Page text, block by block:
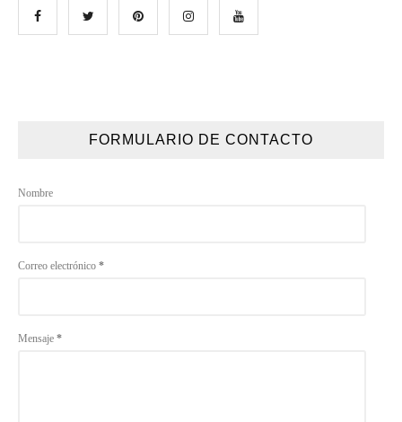
FORMULARIO DE CONTACTO
Nombre
Correo electrónico *
Mensaje *